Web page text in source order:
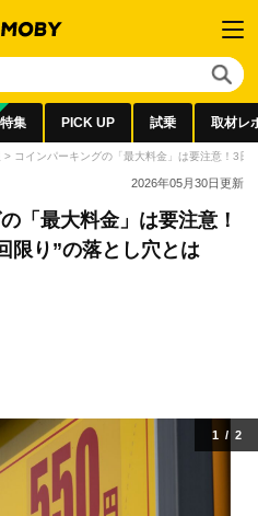
特集 PICK UP 試乗 取材レ
> コインパーキングの「最大料金」は要注意！3日
2026年05月30日更新
「最大料金」は要注意！
限り”の落とし穴とは
1/ 2